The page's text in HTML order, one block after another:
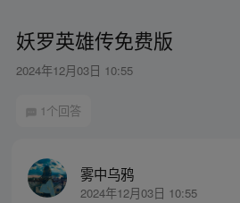
妖罗英雄传免费版
2024年12月03日 10:55
1个回答
雾中乌鸦
2024年12月03日 10:55